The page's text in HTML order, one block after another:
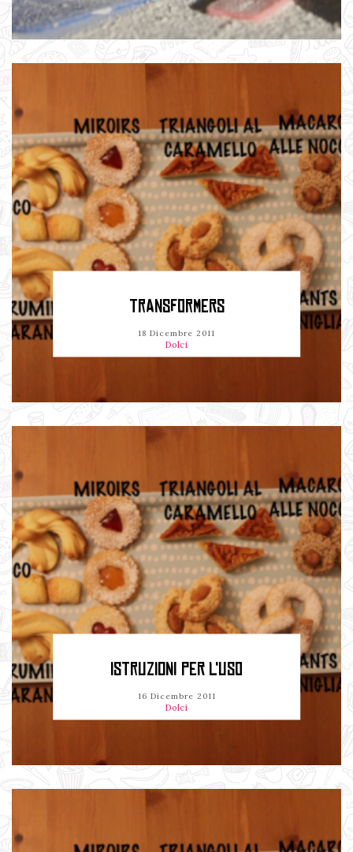
TRANSFORMERS
18 Dicembre 2011
Dolci
ISTRUZIONI PER L'USO
16 Dicembre 2011
Dolci